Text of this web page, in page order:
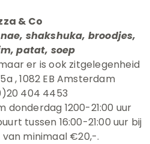
& Co
shakshuka, broodjes,
patat, soep
er is ook zitgelegenheid
, 1082 EB Amsterdam
404 4453
donderdag 1200-21:00 uur
tussen 16:00-21:00 uur bij
minimaal €20,-.